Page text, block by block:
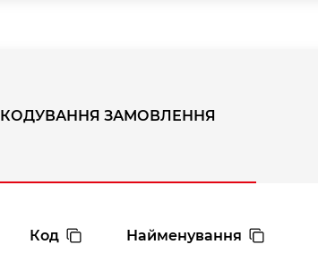
КОДУВАННЯ ЗАМОВЛЕННЯ
Код Найменування